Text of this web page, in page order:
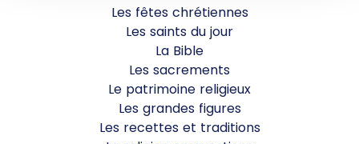
Les fêtes chrétiennes
Les saints du jour
La Bible
Les sacrements
Le patrimoine religieux
Les grandes figures
Les recettes et traditions